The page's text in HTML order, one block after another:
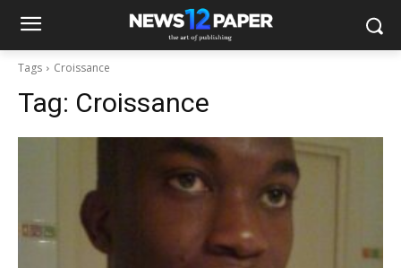
Tags Croissance
Tag: Croissance